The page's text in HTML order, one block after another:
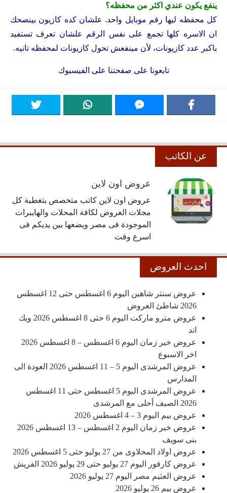
ينفع يكون عندي اكثر من محفظه؟
كل محفظه ليها رقم موبايل واحد. علشان كده كازيون بينصحك
ان الاسره كلها تجمع على نفس الرقم علشان تعرف تستفيد
باكبر عدد كازيونات، لأن مينفعش تحول كازيونات لمحفظه تانيه.
تابعونا على صفحتنا على الفيسبوك
عن الكاتب
عروض اون لاين
عروض اون لاين كاتب متخصص بتغطية كل
مجلات العروض لكافة المحلات والهايبرات
الموجودة فى مصر ويضعها بين يديكم فى
اسرع وقت
احدث العروض
عروض سنتر شاهين اليوم 6 اغسطس حتى 12 اغسطس
2026 شاطئ العروض
عروض مترو ماركت اليوم 6 حتى 8 اغسطس 2026 ويك
اند
عروض خير زمان اليوم 6 اغسطس – 8 اغسطس 2026
اخر الاسبوع
عروض المرشدى اليوم 5 – 11 اغسطس 2026 العودة الى
المدارس
عروض المرشدى اليوم 5 اغسطس حتى 11 اغسطس
2026 الصيف أحلى مع المرشدى
عروض بيم اليوم 3 – 4 اغسطس 2026
عروض خير زمان اليوم 2 اغسطس – 13 اغسطس 2026
بنى سويف
عروض اولاد المحلاوى من 27 يوليو حتى 5 اغسطس 2026
عروض كارفور اليوم 27 يوليو حتى 29 يوليو 2026 الفريش
عروض العثيم مصر اليوم 27 يوليو 2026
عروض بيم 26 يوليو 2026